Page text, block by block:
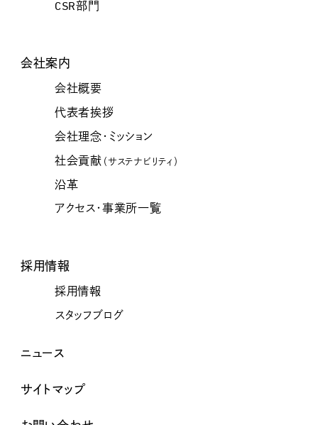
CSR部門
会社案内
会社概要
代表者挨拶
会社理念・ミッション
社会貢献 （サステナビリティ）
沿革
アクセス・事業所一覧
採用情報
採用情報
スタッフブログ
ニュース
サイトマップ